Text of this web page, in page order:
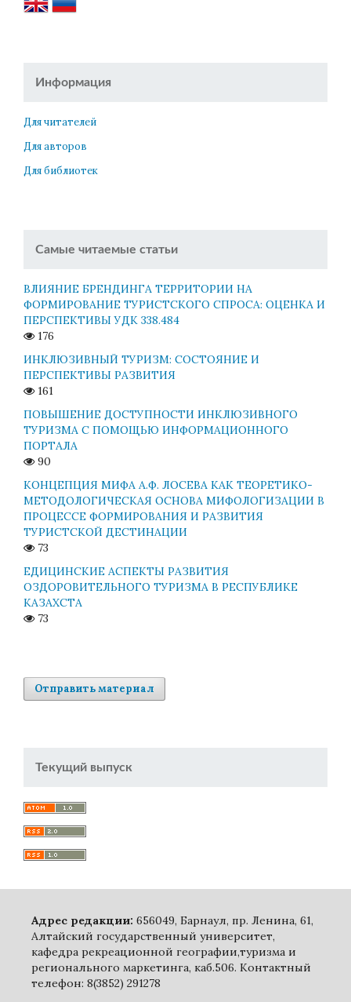
Информация
Для читателей
Для авторов
Для библиотек
Самые читаемые статьи
ВЛИЯНИЕ БРЕНДИНГА ТЕРРИТОРИИ НА
ФОРМИРОВАНИЕ ТУРИСТСКОГО СПРОСА: ОЦЕНКА И
ПЕРСПЕКТИВЫ УДК 338.484
176
ИНКЛЮЗИВНЫЙ ТУРИЗМ: СОСТОЯНИЕ И
ПЕРСПЕКТИВЫ РАЗВИТИЯ
161
ПОВЫШЕНИЕ ДОСТУПНОСТИ ИНКЛЮЗИВНОГО
ТУРИЗМА С ПОМОЩЬЮ ИНФОРМАЦИОННОГО
ПОРТАЛА
90
КОНЦЕПЦИЯ МИФА А.Ф. ЛОСЕВА КАК ТЕОРЕТИКО-
МЕТОДОЛОГИЧЕСКАЯ ОСНОВА МИФОЛОГИЗАЦИИ В
ПРОЦЕССЕ ФОРМИРОВАНИЯ И РАЗВИТИЯ
ТУРИСТСКОЙ ДЕСТИНАЦИИ
73
ЕДИЦИНСКИЕ АСПЕКТЫ РАЗВИТИЯ
ОЗДОРОВИТЕЛЬНОГО ТУРИЗМА В РЕСПУБЛИКЕ
КАЗАХСТА
73
Отправить материал
Текущий выпуск
Адрес редакции: 656049, Барнаул, пр. Ленина, 61,
Алтайский государственный университет,
кафедра рекреационной географии,туризма и
регионального маркетинга, каб.506. Контактный
телефон: 8(3852) 291278